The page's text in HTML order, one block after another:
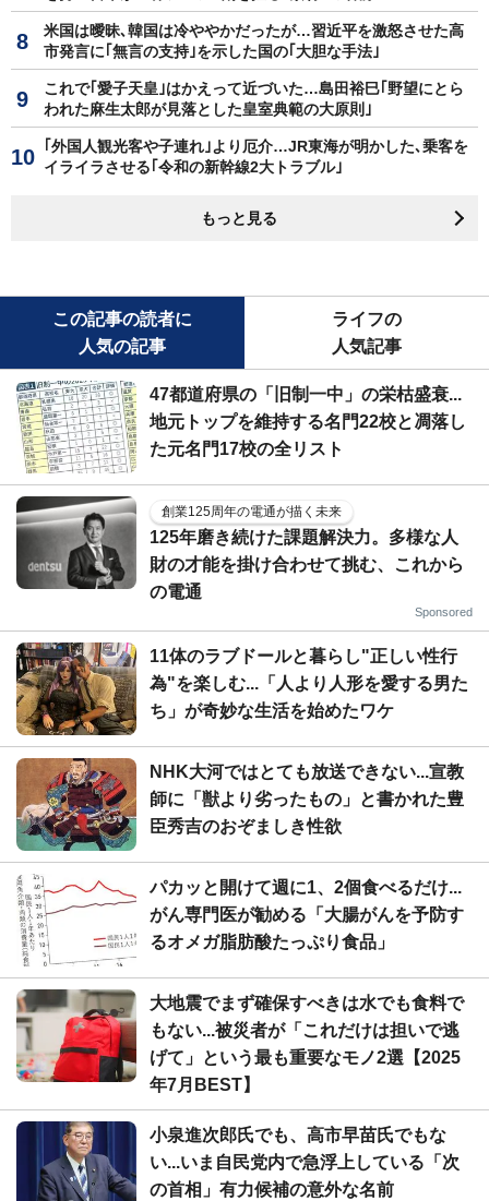
米国は曖昧､韓国は冷ややかだったが…習近平を激怒させた高
市発言に｢無言の支持｣を示した国の｢大胆な手法｣
これで｢愛子天皇｣はかえって近づいた…島田裕巳｢野望にとら
われた麻生太郎が見落とした皇室典範の大原則｣
｢外国人観光客や子連れ｣より厄介…JR東海が明かした､乗客を
イライラさせる｢令和の新幹線2大トラブル｣
もっと見る
この記事の読者に
人気の記事
ライフの
人気記事
47都道府県の「旧制一中」の栄枯盛衰...
地元トップを維持する名門22校と凋落し
た元名門17校の全リスト
創業125周年の電通が描く未来
125年磨き続けた課題解決力。多様な人
財の才能を掛け合わせて挑む、これから
の電通
Sponsored
11体のラブドールと暮らし"正しい性行
為"を楽しむ...「人より人形を愛する男た
ち」が奇妙な生活を始めたワケ
NHK大河ではとても放送できない...宣教
師に「獣より劣ったもの」と書かれた豊
臣秀吉のおぞましき性欲
パカッと開けて週に1、2個食べるだけ...
がん専門医が勧める「大腸がんを予防す
るオメガ脂肪酸たっぷり食品」
大地震でまず確保すべきは水でも食料で
もない...被災者が「これだけは担いで逃
げて」という最も重要なモノ2選【2025
年7月BEST】
小泉進次郎氏でも、高市早苗氏でもな
い...いま自民党内で急浮上している「次
の首相」有力候補の意外な名前